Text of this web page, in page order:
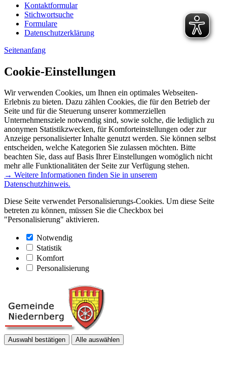
Kontaktformular
Stichwortsuche
Formulare
Datenschutzerklärung
Seitenanfang
Cookie-Einstellungen
Wir verwenden Cookies, um Ihnen ein optimales Webseiten-
Erlebnis zu bieten. Dazu zählen Cookies, die für den Betrieb der
Seite und für die Steuerung unserer kommerziellen
Unternehmensziele notwendig sind, sowie solche, die lediglich zu
anonymen Statistikzwecken, für Komforteinstellungen oder zur
Anzeige personalisierter Inhalte genutzt werden. Sie können selbst
entscheiden, welche Kategorien Sie zulassen möchten. Bitte
beachten Sie, dass auf Basis Ihrer Einstellungen womöglich nicht
mehr alle Funktionalitäten der Seite zur Verfügung stehen.
→ Weitere Informationen finden Sie in unserem
Datenschutzhinweis.
Diese Seite verwendet Personalisierungs-Cookies. Um diese Seite
betreten zu können, müssen Sie die Checkbox bei
"Personalisierung" aktivieren.
Notwendig
Statistik
Komfort
Personalisierung
Auswahl bestätigen Alle auswählen